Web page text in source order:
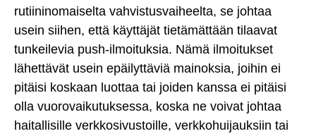
rutiininomaiselta vahvistusvaiheelta, se johtaa
usein siihen, että käyttäjät tietämättään tilaavat
tunkeilevia push-ilmoituksia. Nämä ilmoitukset
lähettävät usein epäilyttäviä mainoksia, joihin ei
pitäisi koskaan luottaa tai joiden kanssa ei pitäisi
olla vuorovaikutuksessa, koska ne voivat johtaa
haitallisille verkkosivustoille, verkkohuijauksiin tai